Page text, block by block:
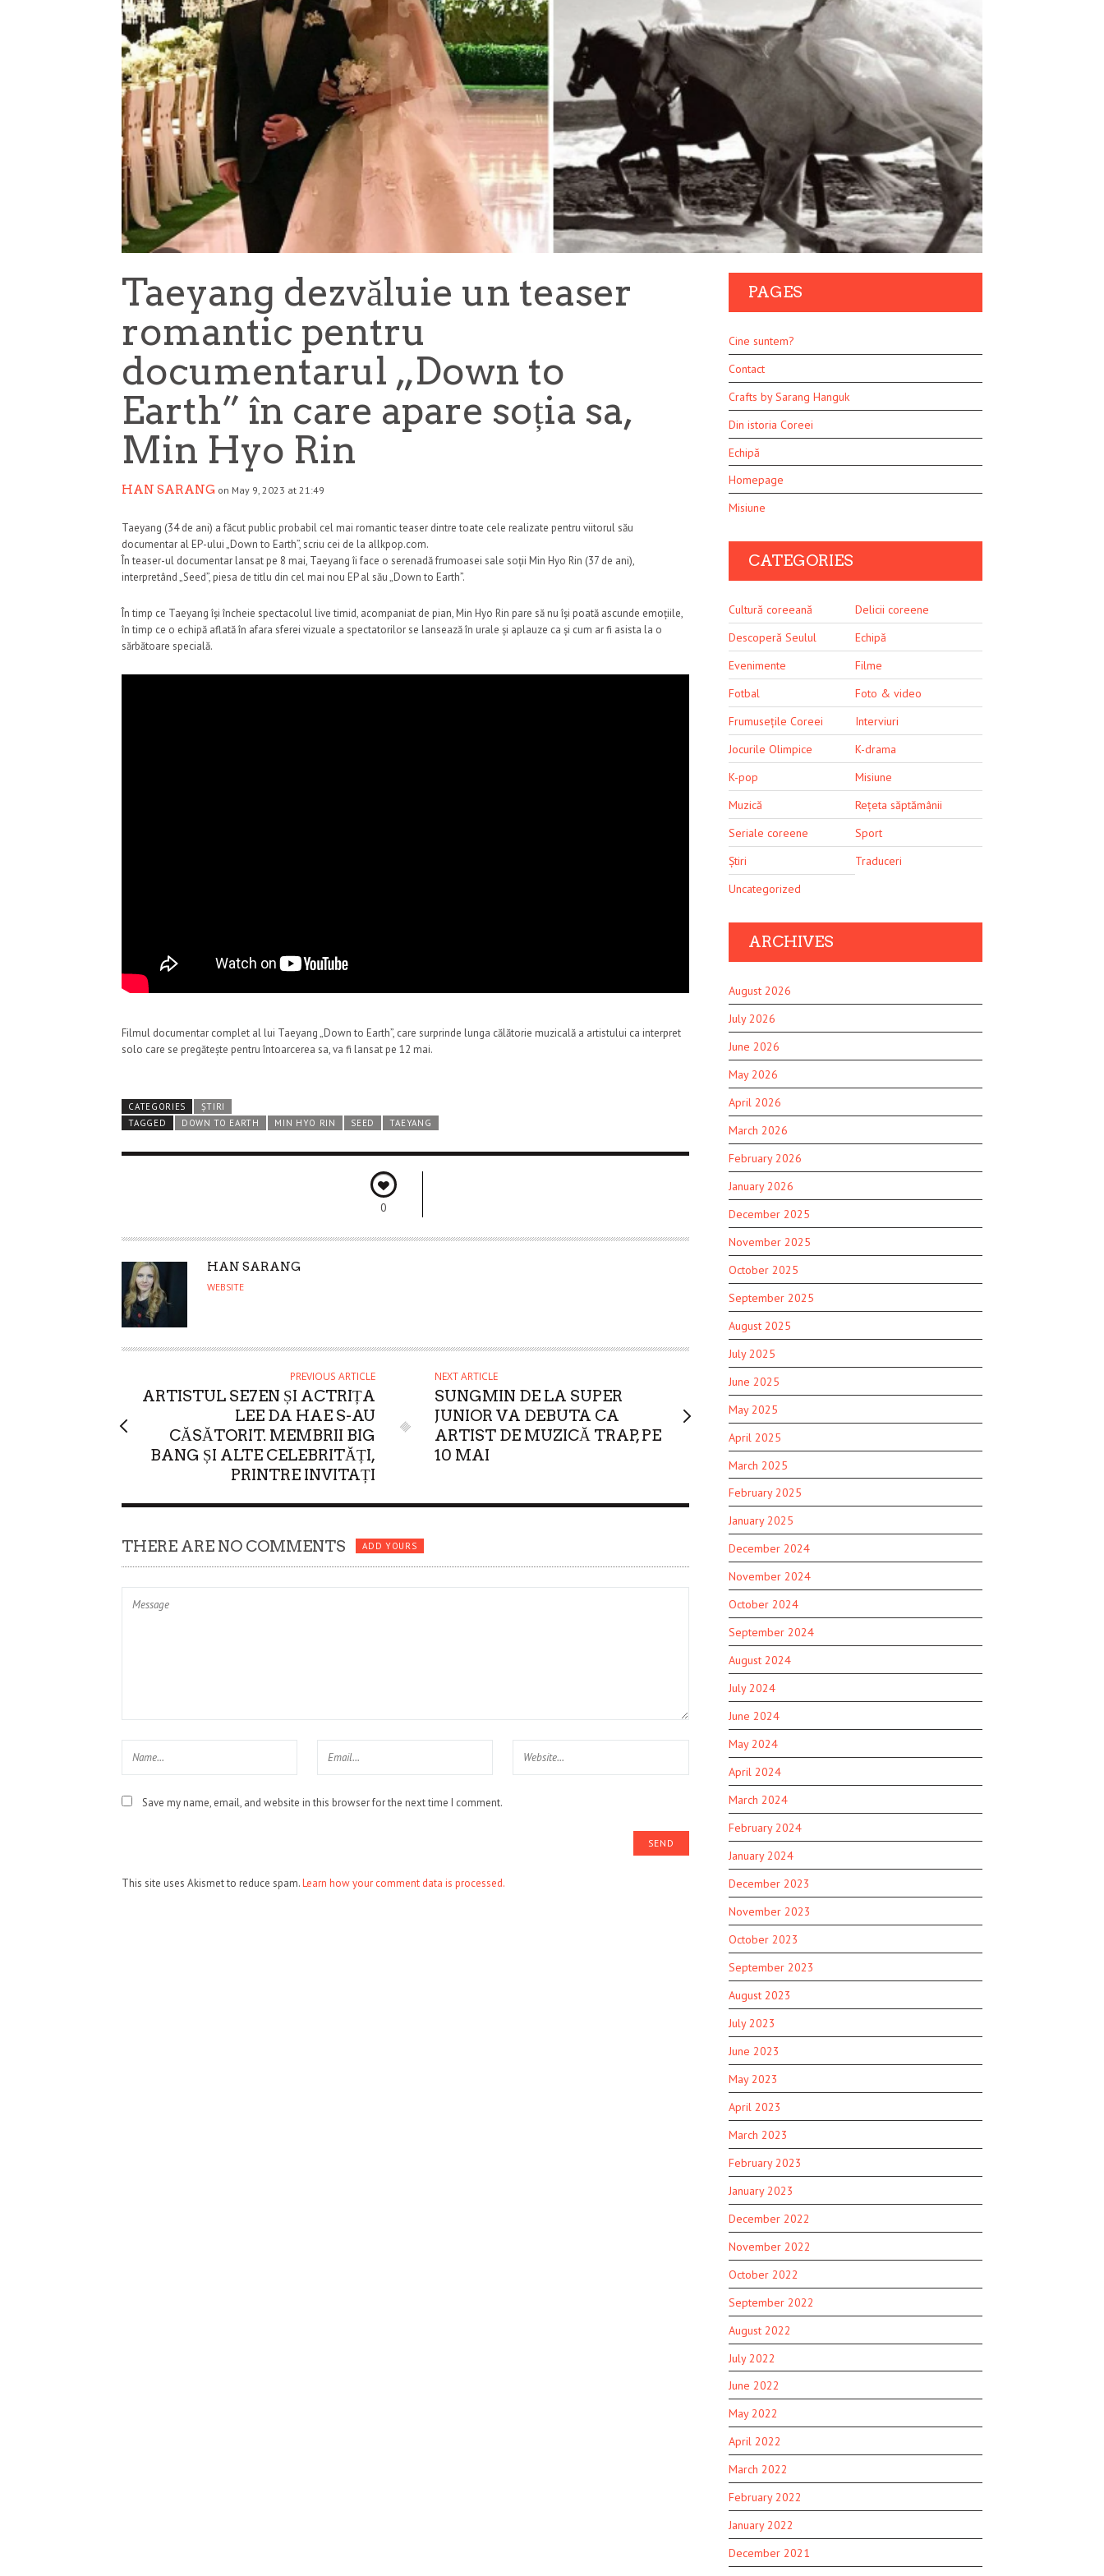
Taeyang dezvăluie un teaser
romantic pentru
documentarul „Down to
Earth” în care apare soția sa,
Min Hyo Rin
HAN SARANG on May 9, 2023 at 21:49
Taeyang (34 de ani) a făcut public probabil cel mai romantic teaser dintre toate cele realizate pentru viitorul său
documentar al EP-ului „Down to Earth”, scriu cei de la allkpop.com.
În teaser-ul documentar lansat pe 8 mai, Taeyang îi face o serenadă frumoasei sale soții Min Hyo Rin (37 de ani),
interpretând „Seed”, piesa de titlu din cel mai nou EP al său „Down to Earth”.
În timp ce Taeyang își încheie spectacolul live timid, acompaniat de pian, Min Hyo Rin pare să nu își poată ascunde emoțiile,
în timp ce o echipă aflată în afara sferei vizuale a spectatorilor se lansează în urale și aplauze ca și cum ar fi asista la o
sărbătoare specială.
Filmul documentar complet al lui Taeyang „Down to Earth”, care surprinde lunga călătorie muzicală a artistului ca interpret
solo care se pregătește pentru întoarcerea sa, va fi lansat pe 12 mai.
CATEGORIES
ȘTIRI
TAGGED
DOWN TO EARTH MIN HYO RIN SEED TAEYANG
0
A
U
O
HAN SARANG
WEBSITE
PREVIOUS ARTICLE
ARTISTUL SE7EN ȘI ACTRIȚA
LEE DA HAE S-AU
CĂSĂTORIT. MEMBRII BIG
BANG ȘI ALTE CELEBRITĂȚI,
PRINTRE INVITAȚI
NEXT ARTICLE
SUNGMIN DE LA SUPER
JUNIOR VA DEBUTA CA
ARTIST DE MUZICĂ TRAP, PE
10 MAI
THERE ARE NO COMMENTS ADD YOURS
Save my name, email, and website in this browser for the next time I comment.
This site uses Akismet to reduce spam.Learn how your comment data is processed.
PAGES
Cine suntem?
Contact
Crafts by Sarang Hanguk
Din istoria Coreei
Echipă
Homepage
Misiune
CATEGORIES
Cultură coreeană
Delicii coreene
Descoperă Seulul
Echipă
Evenimente
Filme
Fotbal
Foto & video
Frumusețile Coreei
Interviuri
Jocurile Olimpice
K-drama
K-pop
Misiune
Muzică
Rețeta săptămânii
Seriale coreene
Sport
Știri
Traduceri
Uncategorized
ARCHIVES
August 2026
July 2026
June 2026
May 2026
April 2026
March 2026
February 2026
January 2026
December 2025
November 2025
October 2025
September 2025
August 2025
July 2025
June 2025
May 2025
April 2025
March 2025
February 2025
January 2025
December 2024
November 2024
October 2024
September 2024
August 2024
July 2024
June 2024
May 2024
April 2024
March 2024
February 2024
January 2024
December 2023
November 2023
October 2023
September 2023
August 2023
July 2023
June 2023
May 2023
April 2023
March 2023
February 2023
January 2023
December 2022
November 2022
October 2022
September 2022
August 2022
July 2022
June 2022
May 2022
April 2022
March 2022
February 2022
January 2022
December 2021